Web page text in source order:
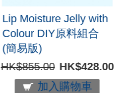
Lip Moisture Jelly with
Colour DIY原料組合
(簡易版)
HK$855.00 HK$428.00
加入購物車